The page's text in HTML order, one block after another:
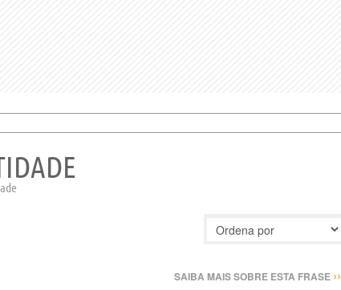
SAIBA MAIS SOBRE ESTA FRASE ››